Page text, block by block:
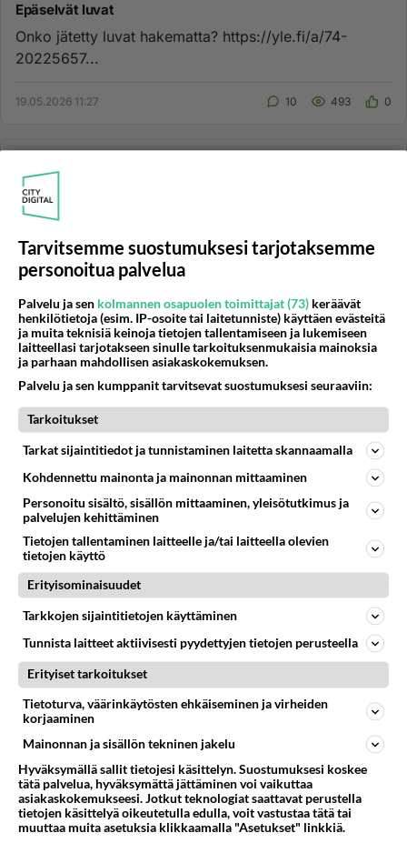
Epäselvät luvat
Onko jätetty luvat hakematta? https://yle.fi/a/74-
20225657...
19.05.2026 11:27 10 493 0
Samamoinen, kuin Ylivieskan Brismassa. Kävin siellä,
vielä. Pi...
19.05.2026 10:36
HAAPAVESI Vastattu 2kk
Kirkon takapihallahan on jo
liukumäki talavisin ollu, ettei ruoho keväällä jaksa
nousta. Eihän se mikään ihime oo, jos frisbeelle ei
muuta paikkaa l...
19.05.2026 07:07 6 217
HAAPAVESI Vastattu 2kk
Synteettisten polttoaineiden
Teollinen valmistus on nykyhinnoin kannattamatonta.
Synteettisten polttoaineiden (e-polttoaineiden, PtL)
tuotantokustan...
Tarvitsemme suostumuksesi tarjotaksemme
personoitua palvelua
Palvelu ja sen kolmannen osapuolen toimittajat (73) keräävät
henkilötietoja (esim. IP-osoite tai laitetunniste) käyttäen evästeitä
ja muita teknisiä keinoja tietojen tallentamiseen ja lukemiseen
laitteellasi tarjotakseen sinulle tarkoituksenmukaisia mainoksia
ja parhaan mahdollisen asiakaskokemuksen.
Palvelu ja sen kumppanit tarvitsevat suostumuksesi seuraaviin:
Tarkoitukset
Tarkat sijaintitiedot ja tunnistaminen laitetta skannaamalla
Kohdennettu mainonta ja mainonnan mittaaminen
Personoitu sisältö, sisällön mittaaminen, yleisötutkimus ja
palvelujen kehittäminen
Tietojen tallentaminen laitteelle ja/tai laitteella olevien
tietojen käyttö
Erityisominaisuudet
Tarkkojen sijaintitietojen käyttäminen
Tunnista laitteet aktiivisesti pyydettyjen tietojen perusteella
Erityiset tarkoitukset
Tietoturva, väärinkäytösten ehkäiseminen ja virheiden
korjaaminen
Mainonnan ja sisällön tekninen jakelu
Hyväksymällä sallit tietojesi käsittelyn. Suostumuksesi koskee
tätä palvelua, hyväksymättä jättäminen voi vaikuttaa
asiakaskokemukseesi. Jotkut teknologiat saattavat perustella
tietojen käsittelyä oikeutetulla edulla, voit vastustaa tätä tai
muuttaa muita asetuksia klikkaamalla "Asetukset" linkkiä.